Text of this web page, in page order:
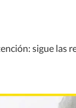
sigue las